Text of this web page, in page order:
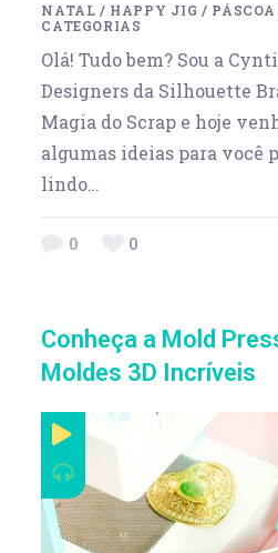
NATAL / HAPPY JIG / PÁSCOA
CATEGORIAS
Olá! Tudo bem? Sou a
Designers da Silhouette
Magia do Scrap e hoje
algumas ideias para você
lindo…
0 0
Conheça a Mold
Moldes 3D Incríveis